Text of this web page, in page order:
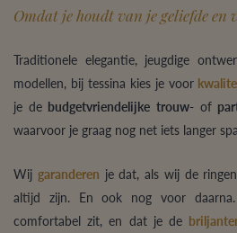
Omdat je houdt van je geliefde en
Traditionele elegantie, jeugdige
modellen, bij tessina kies je voor
je de budgetvriendelijke trouw- of
waarvoor je graag nog net iets langer
Wij garanderen je dat, als wij de
altijd zijn. En ook nog voor
comfortabel zit, en dat je de